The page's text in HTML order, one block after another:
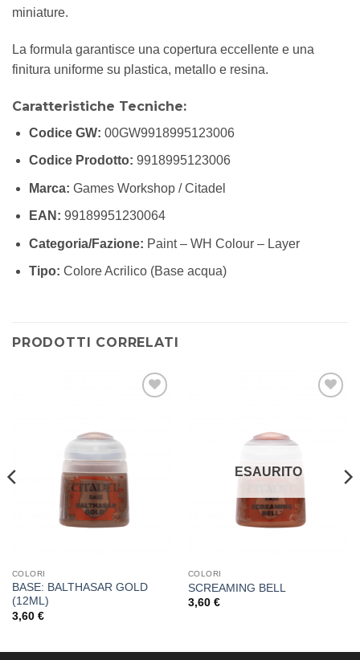
miniature.
La formula garantisce una copertura eccellente e una
finitura uniforme su plastica, metallo e resina.
Caratteristiche Tecniche:
Codice GW: 00GW9918995123006
Codice Prodotto: 9918995123006
Marca: Games Workshop / Citadel
EAN: 99189951230064
Categoria/Fazione: Paint – WH Colour – Layer
Tipo: Colore Acrilico (Base acqua)
PRODOTTI CORRELATI
COLORI
BASE: BALTHASAR GOLD
(12ML)
3,60 €
ESAURITO
COLORI
SCREAMING BELL
3,60 €